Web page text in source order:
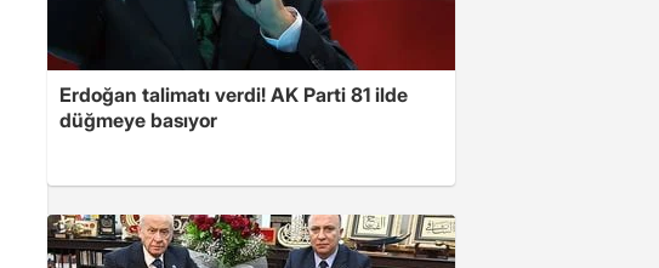
Erdoğan talimatı verdi! AK Parti 81 ilde
düğmeye basıyor